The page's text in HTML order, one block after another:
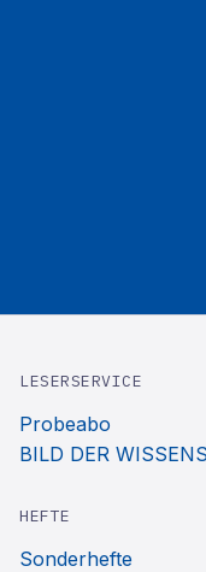
LESERSERVICE
Probeabo
BILD DER
HEFTE
Sonderhefte